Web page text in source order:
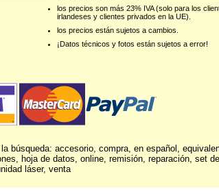
los precios son más 23% IVA (solo para los
irlandeses y clientes privados en la UE).
los precios están sujetos a cambios.
¡Datos técnicos y fotos están sujetos a error!
búsqueda: accesorio, compra, en español,
hoja de datos, online, remisión, reparación, set de
láser, venta